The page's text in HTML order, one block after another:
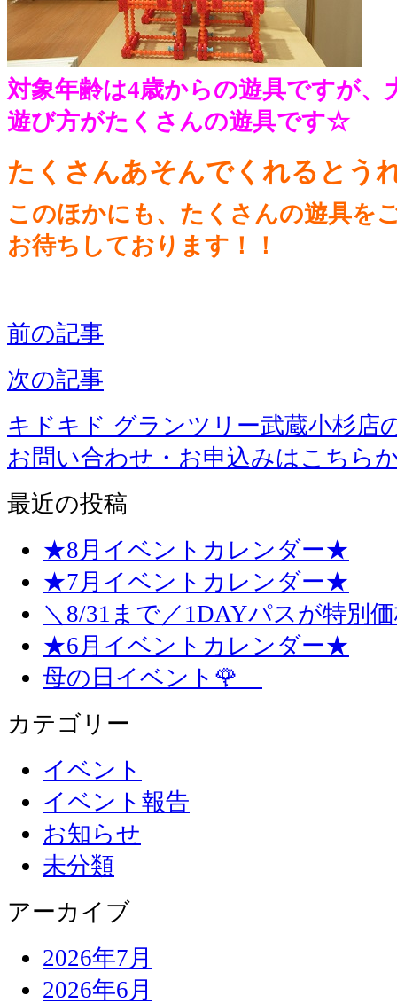
対象年齢は4歳からの遊具ですが
遊び方がたくさんの遊具です☆
たくさんあそんでくれるとう
このほかにも、たくさんの遊具を
お待ちしております！！
前の記事
次の記事
キドキド グランツリー武蔵小杉店
お問い合わせ・お申込みはこちら
最近の投稿
★8月イベントカレンダー★
★7月イベントカレンダー★
＼8/31まで／1DAYパスが特別
★6月イベントカレンダー★
母の日イベント🌹
カテゴリー
イベント
イベント報告
お知らせ
未分類
アーカイブ
2026年7月
2026年6月